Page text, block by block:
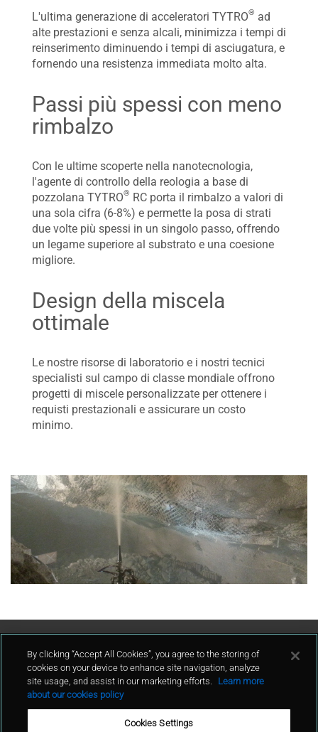
L'ultima generazione di acceleratori TYTRO® ad
alte prestazioni e senza alcali, minimizza i tempi di
reinserimento diminuendo i tempi di asciugatura, e
fornendo una resistenza immediata molto alta.
Passi più spessi con meno
rimbalzo
Con le ultime scoperte nella nanotecnologia,
l'agente di controllo della reologia a base di
pozzolana TYTRO® RC porta il rimbalzo a valori di
una sola cifra (6-8%) e permette la posa di strati
due volte più spessi in un singolo passo, offrendo
un legame superiore al substrato e una coesione
migliore.
Design della miscela
ottimale
Le nostre risorse di laboratorio e i nostri tecnici
specialisti sul campo di classe mondiale offrono
progetti di miscele personalizzate per ottenere i
requisti prestazionali e assicurare un costo
minimo.
Contattaci
contatto
By clicking “Accept All Cookies”, you agree to the storing of
cookies on your device to enhance site navigation, analyze
site usage, and assist in our marketing efforts.
Learn more
about our cookies policy
Cookies Settings